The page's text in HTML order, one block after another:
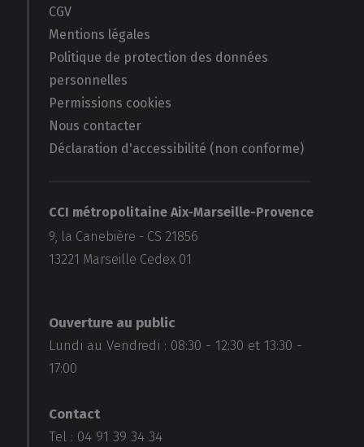
CCI métropolitaine Aix-Marseille-Provence
9, la Canebière - CS 21856
13221 Marseille Cedex 01
Ouverture au public
Lundi au Vendredi : 08:30 - 12:30 et 13:30 -
17:00
Contact
Tel : 04 91 39 34 34
CGV
Mentions légales
Politique de protection des données
personnelles
Permissions cookies
Nous contacter
Déclaration d'accessibilité (non conforme)